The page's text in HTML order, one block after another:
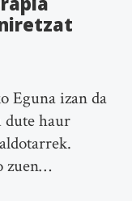
Eguna izan da
dute haur
zuen…